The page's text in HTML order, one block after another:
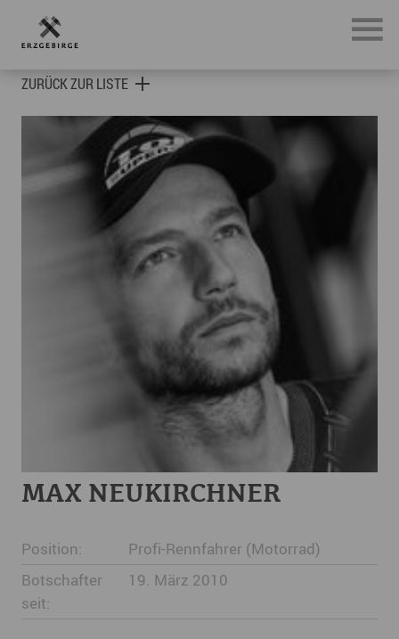
Botschafter des Erzgebirges
ZURÜCK ZUR LISTE
MAX NEUKIRCHNER
Position:
Profi-Rennfahrer (Motorrad)
Botschafter
seit:
19. März 2010